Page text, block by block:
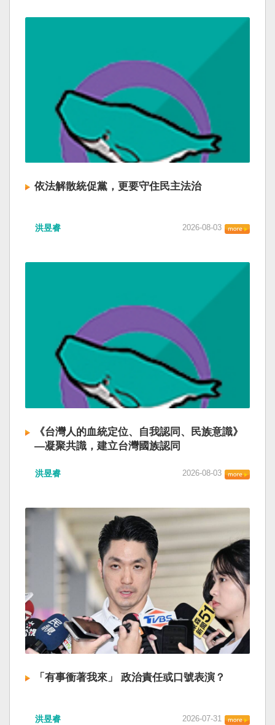
依法解散統促黨，更要守住民主法治
洪昱睿 2026-08-03
《台灣人的血統定位、自我認同、民族意識》
—凝聚共識，建立台灣國族認同
洪昱睿 2026-08-03
「有事衝著我來」 政治責任或口號表演？
洪昱睿 2026-07-31